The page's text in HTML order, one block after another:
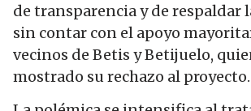
de transparencia y de respaldar
sin contar con el apoyo
vecinos de Betis y Betijuelo,
mostrado su rechazo al proyecto.